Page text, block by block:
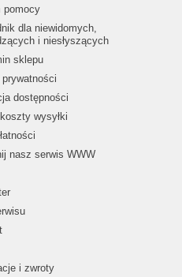
pomocy
dla niewidomych,
i niesłyszących
sklepu
dostępności
wysyłki
nasz serwis WWW
i zwroty